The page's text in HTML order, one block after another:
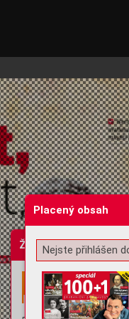
Žádost o souhlas s
Placený obsah
Nejste přihlášen